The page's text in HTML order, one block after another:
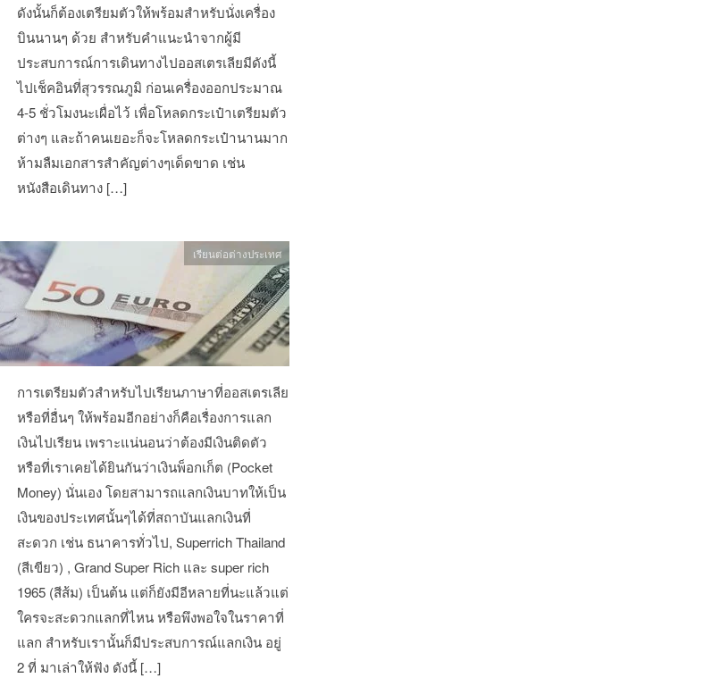
ดังนั้นก็ต้องเตรียมตัวให้พร้อมสำหรับนั่งเครื่อง
บินนานๆ ด้วย สำหรับคำแนะนำจากผู้มี
ประสบการณ์การเดินทางไปออสเตรเลียมีดังนี้
ไปเช็คอินที่สุวรรณภูมิ ก่อนเครื่องออกประมาณ
4-5 ชั่วโมงนะเผื่อไว้ เพื่อโหลดกระเป๋าเตรียมตัว
ต่างๆ และถ้าคนเยอะก็จะโหลดกระเป๋านานมาก
ห้ามลืมเอกสารสำคัญต่างๆเด็ดขาด เช่น
หนังสือเดินทาง […]
การเตรียมตัวสำหรับไปเรียนภาษาที่ออสเตรเลีย
หรือที่อื่นๆ ให้พร้อมอีกอย่างก็คือเรื่องการแลก
เงินไปเรียน เพราะแน่นอนว่าต้องมีเงินติดตัว
หรือที่เราเคยได้ยินกันว่าเงินพ็อกเก็ต (Pocket
Money) นั่นเอง โดยสามารถแลกเงินบาทให้เป็น
เงินของประเทศนั้นๆได้ที่สถาบันแลกเงินที่
สะดวก เช่น ธนาคารทั่วไป, Superrich Thailand
(สีเขียว)‎ , Grand Super Rich และ super rich
1965 (สีส้ม) เป็นต้น แต่ก็ยังมีอีหลายที่นะแล้วแต่
ใครจะสะดวกแลกที่ไหน หรือพึงพอใจในราคาที่
แลก สำหรับเรานั้นก็มีประสบการณ์แลกเงิน อยู่
2 ที่ มาเล่าให้ฟัง ดังนี้ […]
เรียนต่อต่างประเทศ